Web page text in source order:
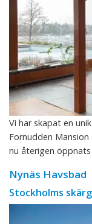
Vi har skapat en
Fornudden
nu återigen
Nynäs Havsbad
Stockholms